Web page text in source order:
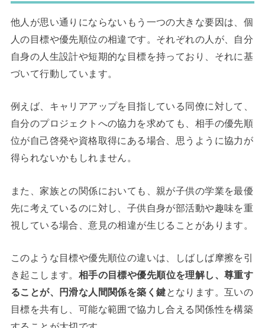
他人が思い通りにならないもう一つの大きな要因は、個
人の目標や優先順位の相違です。それぞれの人が、自分
自身の人生設計や短期的な目標を持っており、それに基
づいて行動しています。
例えば、キャリアアップを目指している同僚に対して、
自分のプロジェクトへの協力を求めても、相手の優先順
位が自己啓発や資格取得にある場合、思うように協力が
得られないかもしれません。
また、家族との関係においても、親が子供の学業を最優
先に考えているのに対し、子供自身が部活動や趣味を重
視している場合、意見の相違が生じることがあります。
このような目標や優先順位の違いは、しばしば摩擦を引
き起こします。 相手の目標や優先順位を理解し、尊重す
ることが、円滑な人間関係を築く鍵となります。互いの
目標を共有し、可能な範囲で協力し合える関係性を構築